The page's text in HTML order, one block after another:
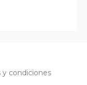
y condiciones